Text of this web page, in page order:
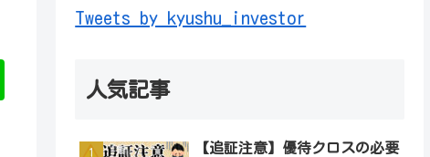
Tweets by kyushu_investor
人気記事
【追証注意】優待クロスの必要